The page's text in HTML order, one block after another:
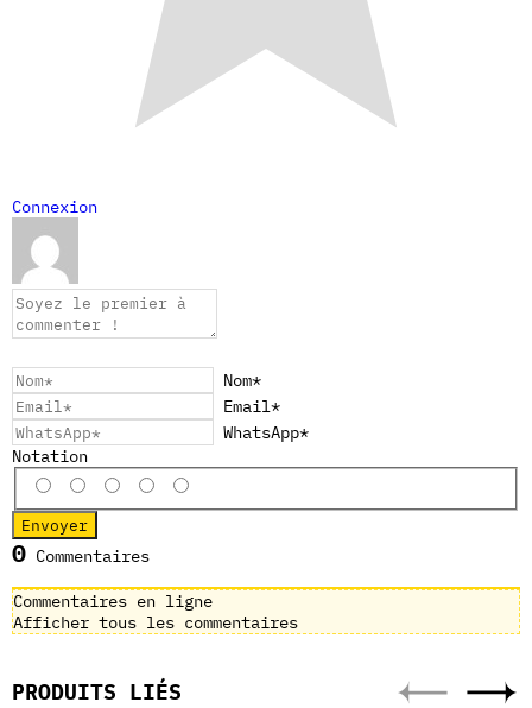
Connexion
Nom*
Email*
WhatsApp*
Notation
0 Commentaires
Commentaires en ligne
Afficher tous les commentaires
PRODUITS LIÉS